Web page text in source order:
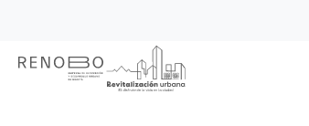
contenido
Sitio Web